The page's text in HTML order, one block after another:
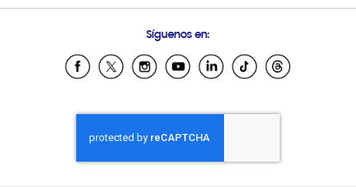
Samsung Ecuador
Samsung El Salvador
Samsung Honduras
Samsung Nicaragua
Samsung Panamá
Síguenos en: